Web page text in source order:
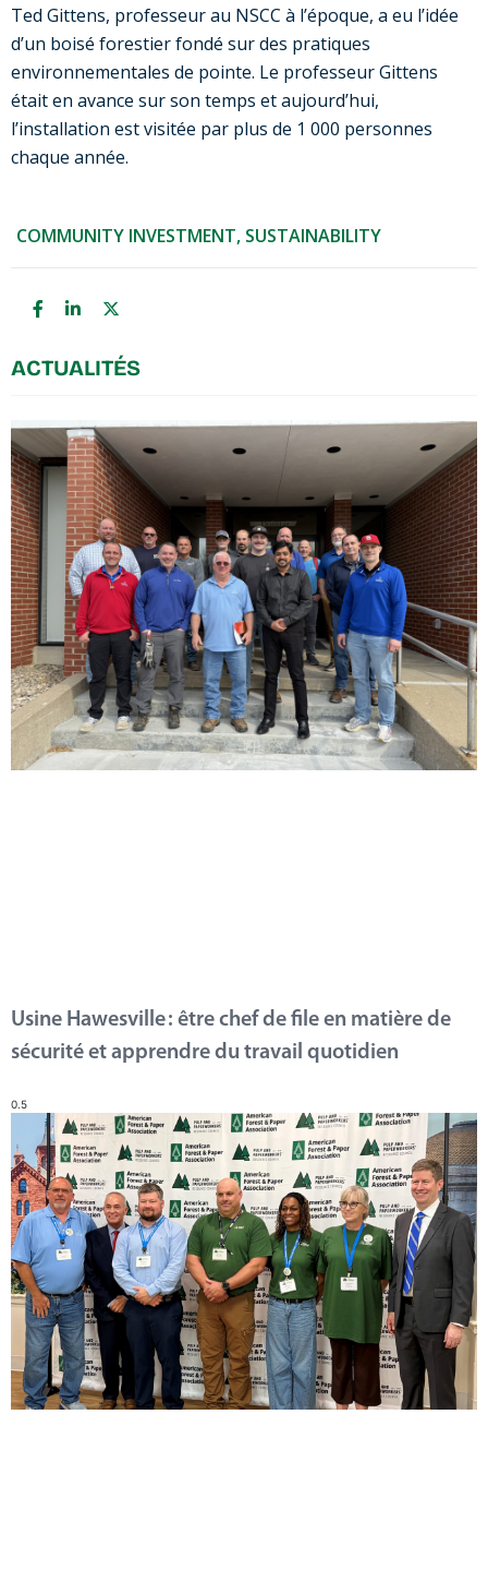
Ted Gittens, professeur au NSCC à l’époque, a eu l’idée
d’un boisé forestier fondé sur des pratiques
environnementales de pointe. Le professeur Gittens
était en avance sur son temps et aujourd’hui,
l’installation est visitée par plus de 1 000 personnes
chaque année.
COMMUNITY INVESTMENT, SUSTAINABILITY
ACTUALITÉS
Usine Hawesville : être chef de file en matière de
sécurité et apprendre du travail quotidien